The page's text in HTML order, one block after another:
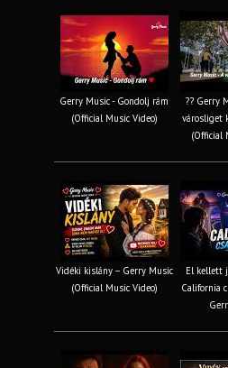
Gerry Music - Gondolj rám
(Official Music Video)
?? Gerry
városliget
(Official
Vidéki kislány – Gerry Music
(Official Music Video)
El kellett
California